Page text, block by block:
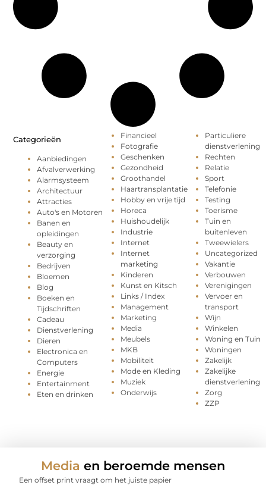
Categorieën
Aanbiedingen
Afvalverwerking
Alarmsysteem
Architectuur
Attracties
Auto's en Motoren
Banen en
opleidingen
Beauty en
verzorging
Bedrijven
Bloemen
Blog
Boeken en
Tijdschriften
Cadeau
Dienstverlening
Dieren
Electronica en
Computers
Energie
Entertainment
Eten en drinken
Financieel
Fotografie
Geschenken
Gezondheid
Groothandel
Haartransplantatie
Hobby en vrije tijd
Horeca
Huishoudelijk
Industrie
Internet
Internet
marketing
Kinderen
Kunst en Kitsch
Links / Index
Management
Marketing
Media
Meubels
MKB
Mobiliteit
Mode en Kleding
Muziek
Onderwijs
Particuliere
dienstverlening
Rechten
Relatie
Sport
Telefonie
Testing
Toerisme
Tuin en
buitenleven
Tweewielers
Uncategorized
Vakantie
Verbouwen
Verenigingen
Vervoer en
transport
Wijn
Winkelen
Woning en Tuin
Woningen
Zakelijk
Zakelijke
dienstverlening
Zorg
ZZP
Media en beroemde mensen
Een offset print vraagt om het juiste papier